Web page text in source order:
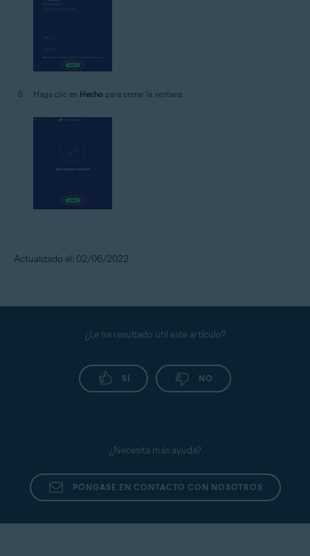
Haga clic en Hecho para cerrar la ventana.
Actualizado el: 02/06/2022
¿Le ha resultado útil este artículo?
SÍ NO
¿Necesita más ayuda?
PÓNGASE EN CONTACTO CON NOSOTROS